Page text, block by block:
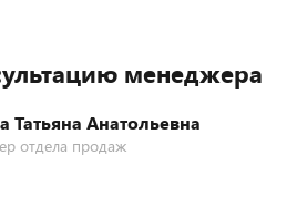
менеджера
Татьяна Анатольевна
отдела продаж